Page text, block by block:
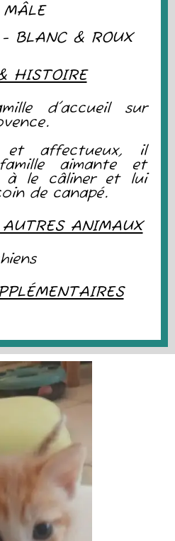
MÂLE
- BLANC & ROUX
HISTOIRE
d'accueil sur
et affectueux, il
aimante et
à le câliner et lui
de canapé.
ANIMAUX